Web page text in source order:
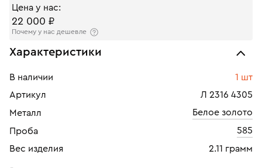
Цена у нас:
22 000 ₽
Почему у нас дешевле
Характеристики
В наличии
1 шт
Артикул
Л 2316 4305
Металл
Белое золото
Проба
585
Вес изделия
2.11 грамм